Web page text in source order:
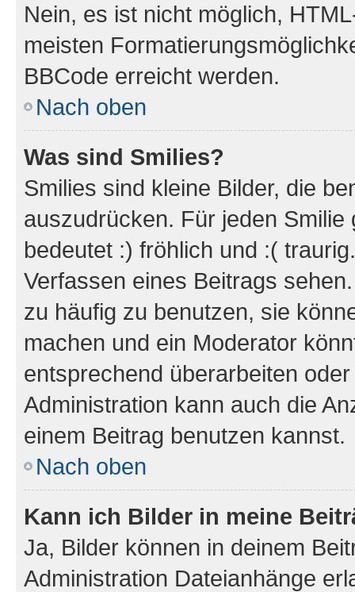
Nein, es ist nicht möglich,
meisten
BBCode erreicht werden.
Nach oben
Was sind Smilies?
Smilies sind kleine Bilder, die
auszudrücken. Für jeden
bedeutet :) fröhlich und :(
Verfassen eines Beitrags
zu häufig zu benutzen, sie
machen und ein Moderator
entsprechend überarbeiten
Administration kann auch die
einem Beitrag benutzen kannst.
Nach oben
Kann ich Bilder in meine
Ja, Bilder können in deinem
Administration Dateianhänge